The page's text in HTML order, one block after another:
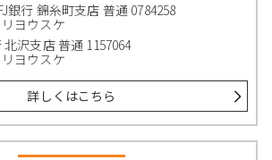
銀行 錦糸町支店 普通 0784258
ヨウスケ
沢支店 普通 1157064
ヨウスケ
詳しくはこちら